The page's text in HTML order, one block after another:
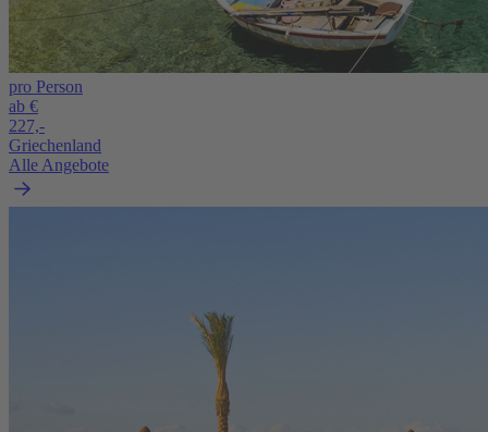
pro Person
ab €
227,-
Griechenland
Alle Angebote